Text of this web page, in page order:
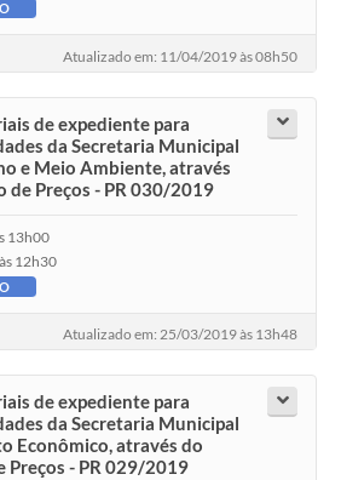
Atualizado em: 11/04/2019 às 08h50
de expediente para
da Secretaria Municipal
e Meio Ambiente, através
de Preços - PR 030/2019
13h00
12h30
Atualizado em: 25/03/2019 às 13h48
de expediente para
da Secretaria Municipal
Econômico, através do
Preços - PR 029/2019